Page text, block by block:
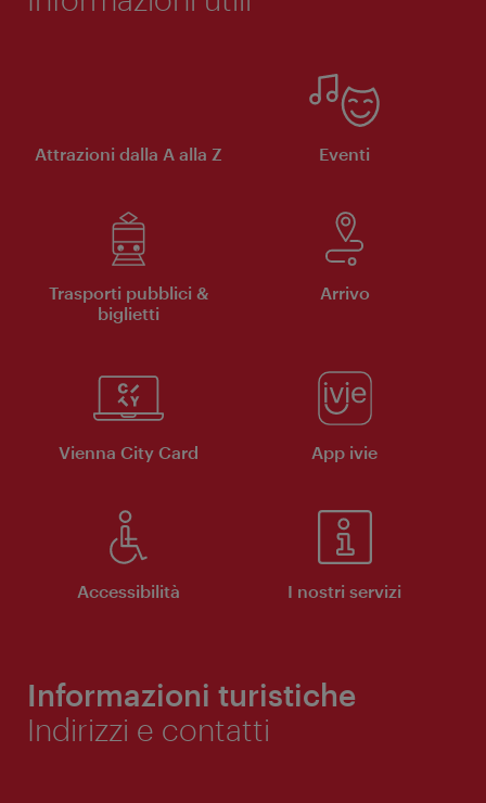
Attrazioni dalla A alla Z Eventi
Trasporti pubblici &
biglietti
Arrivo
Vienna City Card App ivie
Accessibilità I nostri servizi
Informazioni turistiche
Indirizzi e contatti